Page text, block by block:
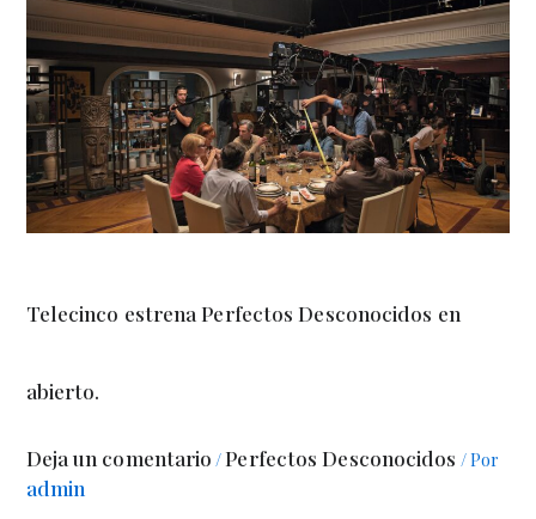
Telecinco estrena Perfectos Desconocidos en
abierto.
Deja un comentario /Perfectos Desconocidos / Por
admin